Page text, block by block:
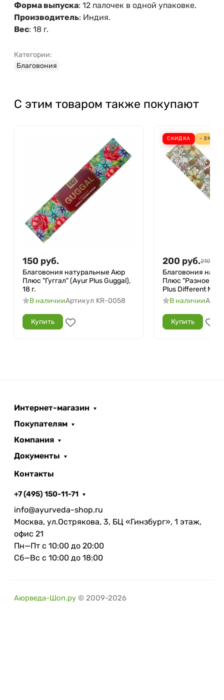
Форма выпуска: 12 палочек в одной упаковке.
Производитель: Индия.
Вес: 18 г.
Категории:
Благовония
С этим товаром также покупают
150 руб.
Благовония натуральные Аюр
Плюс "Гуггал" (Ayur Plus Guggal),
18 г.
В наличииАртикул KR-0058
Купить
СКИДКА - 5%
200 руб.210
Благовония
Плюс "Разное
Plus Different
В наличии
Купить
Интернет-магазин
Покупателям
Компания
Документы
Контакты
+7 (495) 150-11-71
info@ayurveda-shop.ru
Москва, ул.Острякова, 3, БЦ «Гинзбург», 1 этаж,
офис 21
Пн—Пт с 10:00 до 20:00
Сб—Вс с 10:00 до 18:00
Аюрведа-Шоп.ру © 2009-2026